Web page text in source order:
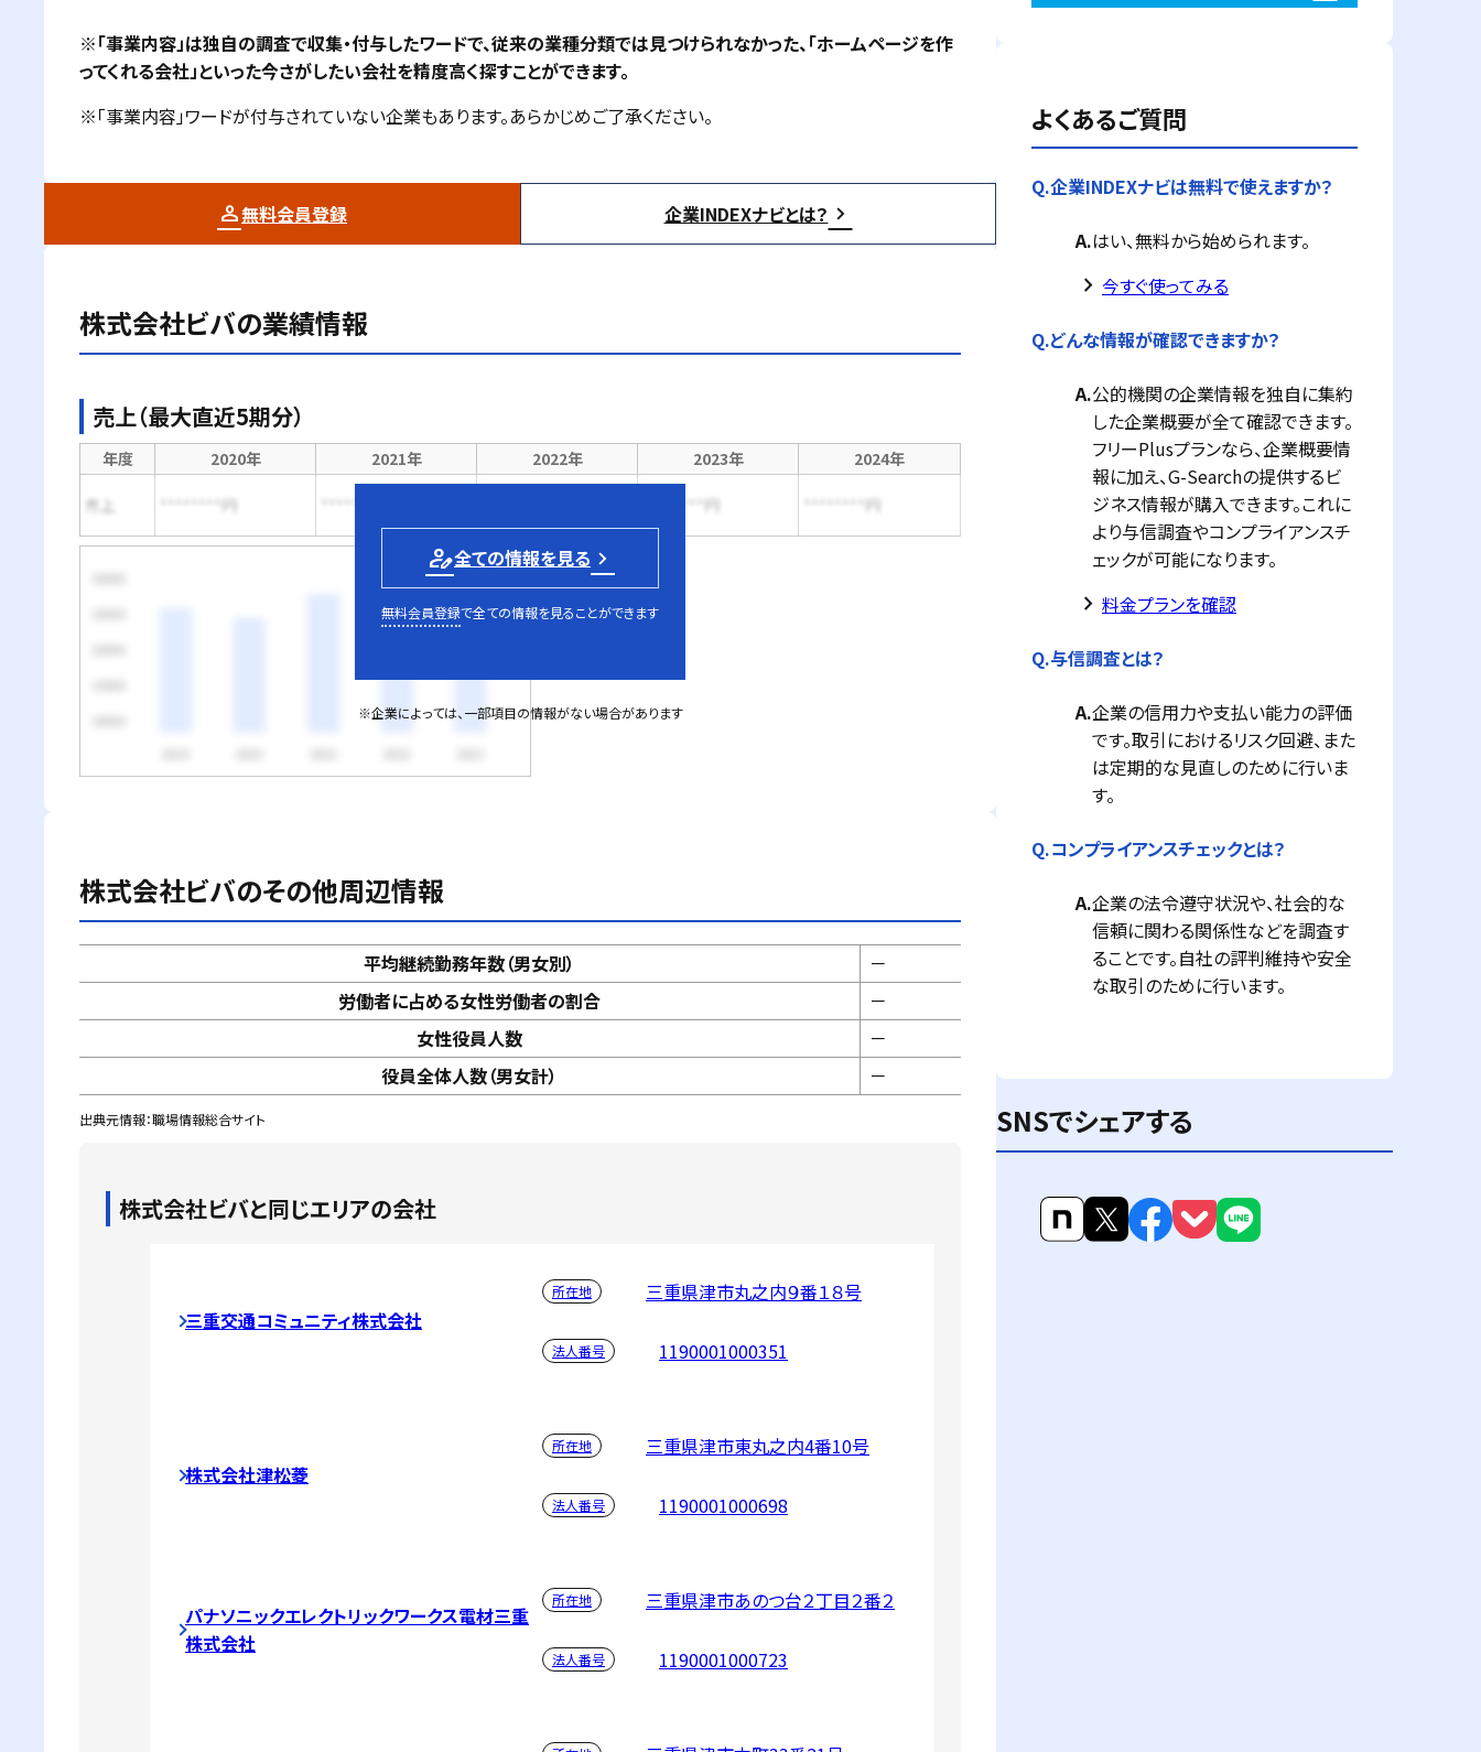
※「事業内容」は独自の調査で収集・付与したワードで、従来の業種分類では見つけられなかった、「ホームページを作
ってくれる会社」といった今さがしたい会社を精度高く探すことができます。
※「事業内容」ワードが付与されていない企業もあります。あらかじめご了承ください。
無料会員登録 企業INDEXナビとは？
株式会社ビバの業績情報
売上（最大直近5期分）
年度 2020年 2021年 2022年 2023年 2024年
売上 ********円 ********円 ********円
person_edit全ての情報を見る
無料会員登録で全ての情報を見ることができます
※企業によっては、一部項目の情報がない場合があります
株式会社ビバのその他周辺情報
平均継続勤務年数（男女別）
－
労働者に占める女性労働者の割合
－
女性役員人数
－
役員全体人数（男女計）
－
出典元情報：職場情報総合サイト
株式会社ビバと同じエリアの会社
三重交通コミュニティ株式会社
所在地 三重県津市丸之内９番１８号
法人番号 1190001000351
株式会社津松菱
所在地 三重県津市東丸之内4番10号
法人番号 1190001000698
パナソニックエレクトリックワークス電材三重
株式会社
所在地 三重県津市あのつ台２丁目２番２
法人番号 1190001000723
よくあるご質問
Q.企業INDEXナビは無料で使えますか？
A.はい、無料から始められます。
keyboard_arrow_right 今すぐ使ってみる
Q.どんな情報が確認できますか？
A.公的機関の企業情報を独自に集約
した企業概要が全て確認できます。
フリーPlusプランなら、企業概要情
報に加え、G-Searchの提供するビ
ジネス情報が購入できます。これに
より与信調査やコンプライアンスチ
ェックが可能になります。
keyboard_arrow_right 料金プランを確認
Q.与信調査とは？
A.企業の信用力や支払い能力の評価
です。取引におけるリスク回避、また
は定期的な見直しのために行いま
す。
Q.コンプライアンスチェックとは？
A.企業の法令遵守状況や、社会的な
信頼に関わる関係性などを調査す
ることです。自社の評判維持や安全
な取引のために行います。
SNSでシェアする